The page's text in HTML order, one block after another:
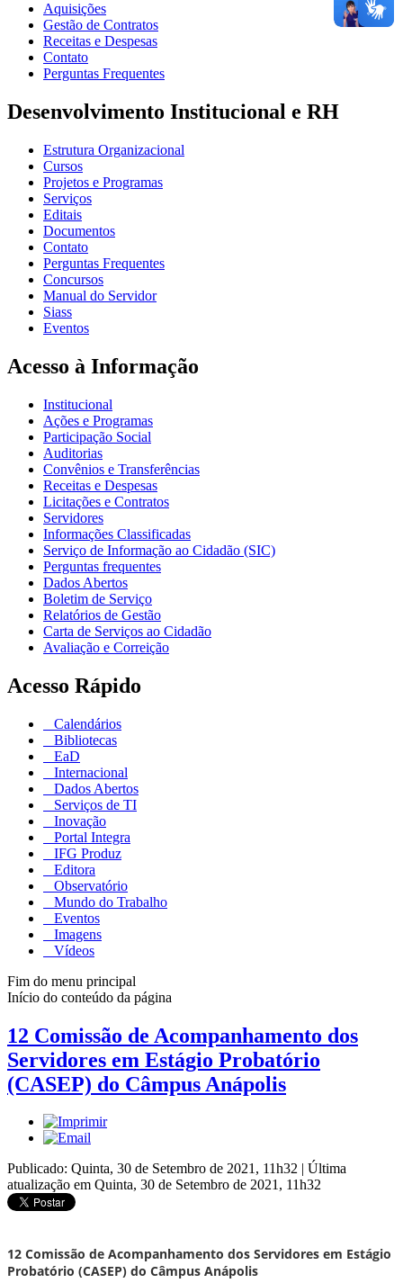
Aquisições
Gestão de Contratos
Receitas e Despesas
Contato
Perguntas Frequentes
Desenvolvimento Institucional e RH
Estrutura Organizacional
Cursos
Projetos e Programas
Serviços
Editais
Documentos
Contato
Perguntas Frequentes
Concursos
Manual do Servidor
Siass
Eventos
Acesso à Informação
Institucional
Ações e Programas
Participação Social
Auditorias
Convênios e Transferências
Receitas e Despesas
Licitações e Contratos
Servidores
Informações Classificadas
Serviço de Informação ao Cidadão (SIC)
Perguntas frequentes
Dados Abertos
Boletim de Serviço
Relatórios de Gestão
Carta de Serviços ao Cidadão
Avaliação e Correição
Acesso Rápido
Calendários
Bibliotecas
EaD
Internacional
Dados Abertos
Serviços de TI
Inovação
Portal Integra
IFG Produz
Editora
Observatório
Mundo do Trabalho
Eventos
Imagens
Vídeos
Fim do menu principal
Início do conteúdo da página
12 Comissão de Acompanhamento dos
Servidores em Estágio Probatório
(CASEP) do Câmpus Anápolis
Publicado: Quinta, 30 de Setembro de 2021, 11h32 | Última
atualização em Quinta, 30 de Setembro de 2021, 11h32
12 Comissão de Acompanhamento dos Servidores em Estágio
Probatório (CASEP) do Câmpus Anápolis